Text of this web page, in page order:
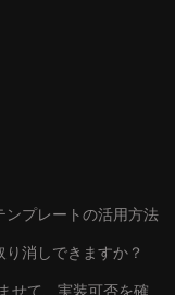
プレートの活用方法
消しできますか？
せて、実装可否を確